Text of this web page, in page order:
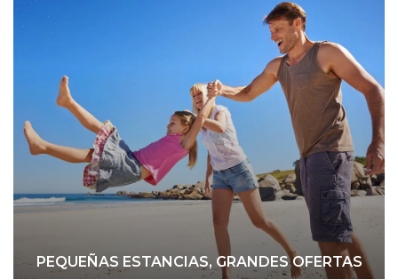
PEQUEÑAS ESTANCIAS, GRANDES OFERTAS